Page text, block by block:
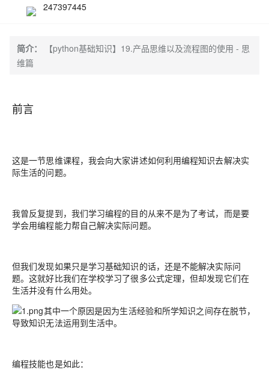
247397445
简介：
【python基础知识】19.产品思维以及流程图的使用 - 思
维篇
前言
这是一节思维课程，我会向大家讲述如何利用编程知识去解决实
际生活的问题。
我曾反复提到，我们学习编程的目的从来不是为了考试，而是要
学会用编程能力帮自己解决实际问题。
但我们发现如果只是学习基础知识的话，还是不能解决实际问
题。这就好比我们在学校学习了很多公式定理，但却发现它们在
生活并没有什么用处。
其中一个原因是因为生活经验和所学知识之间存在脱节，
导致知识无法运用到生活中。
编程技能也是如此：